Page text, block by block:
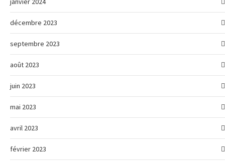
décembre 2023
septembre 2023
août 2023
juin 2023
mai 2023
avril 2023
février 2023